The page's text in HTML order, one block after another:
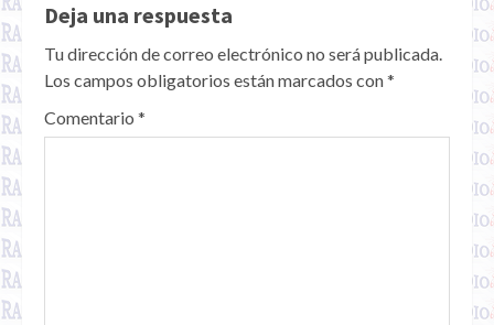
Deja una respuesta
Tu dirección de correo electrónico no será publicada.
Los campos obligatorios están marcados con*
Comentario *